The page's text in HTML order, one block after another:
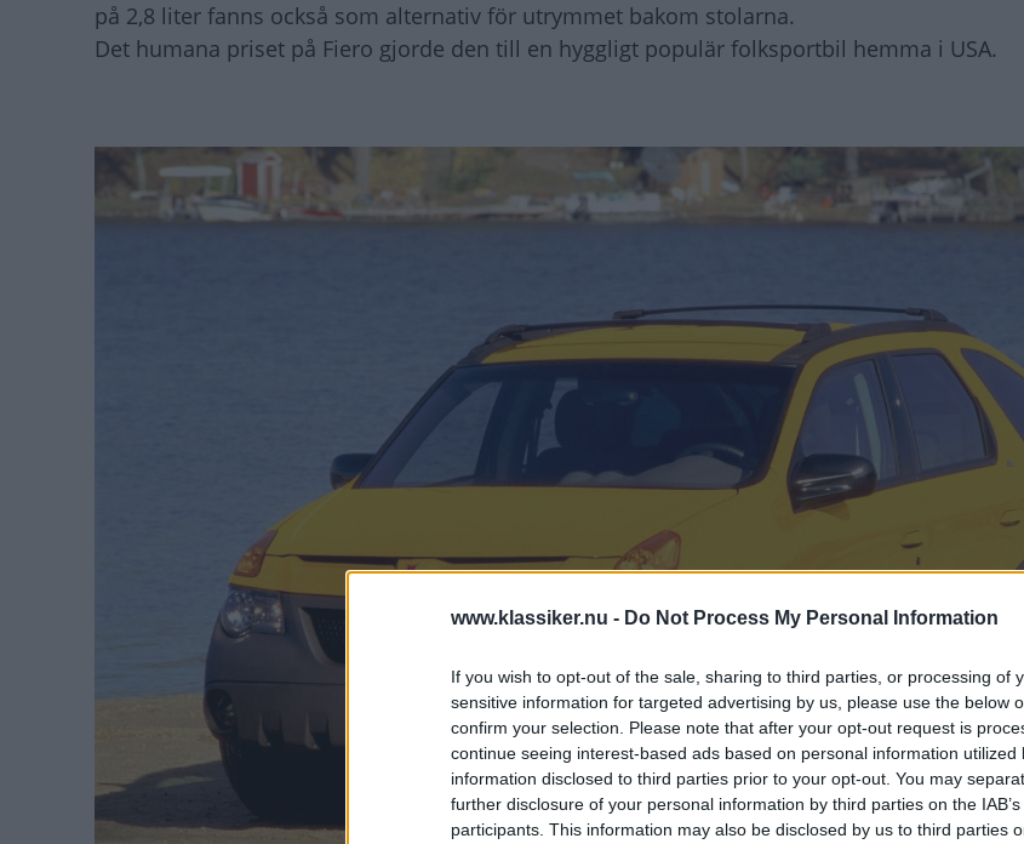
www.klassiker.nu - Do Not Process My Personal Information
If you wish to opt-out of the sale, sharing to third parties, or processing of
sensitive information for targeted advertising by us, please use the below
confirm your selection. Please note that after your opt-out request is
continue seeing interest-based ads based on personal information utilized
information disclosed to third parties prior to your opt-out. You may
further disclosure of your personal information by third parties on the
participants. This information may also be disclosed by us to third parties
på 2,8 liter fanns också som alternativ för utrymmet bakom stolarna.
Det humana priset på Fiero gjorde den till en hyggligt populär folksportbil hemma i USA.